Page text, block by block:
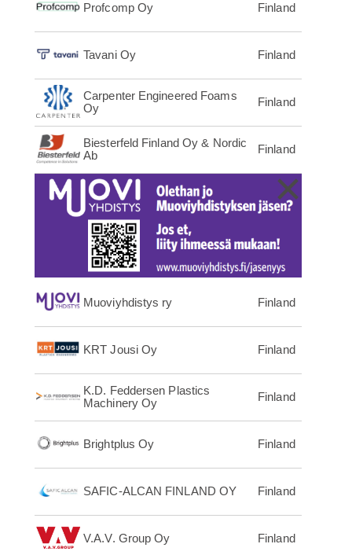
Profcomp Oy Finland
Tavani Oy Finland
Carpenter Engineered Foams
Oy
Finland
Biesterfeld Finland Oy & Nordic
Ab
Finland
×
Muoviyhdistys ry Finland
KRT Jousi Oy Finland
K.D. Feddersen Plastics
Machinery Oy
Finland
Brightplus Oy Finland
SAFIC-ALCAN FINLAND OY Finland
V.A.V. Group Oy Finland